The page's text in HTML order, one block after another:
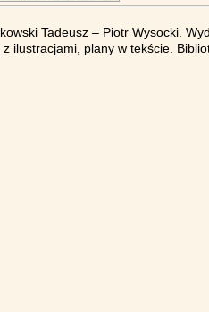
Tadeusz – Piotr Wysocki.
z ilustracjami, plany w tekście.